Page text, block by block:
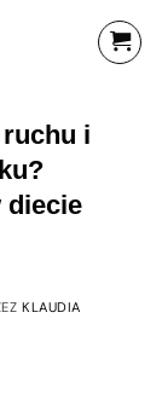
i
diecie
KLAUDIA